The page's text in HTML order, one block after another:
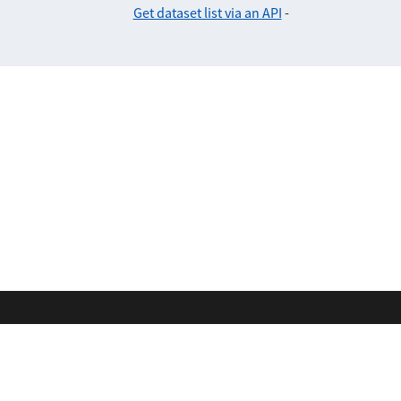
Get dataset list via an API -